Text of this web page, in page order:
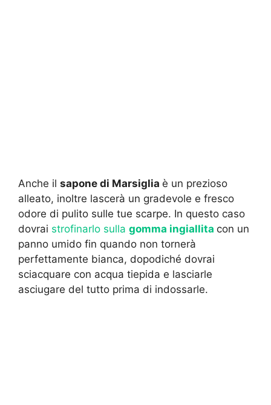
Anche il sapone di Marsiglia è un prezioso
alleato, inoltre lascerà un gradevole e fresco
odore di pulito sulle tue scarpe. In questo caso
dovrai strofinarlo sulla gomma ingiallita con un
panno umido fin quando non tornerà
perfettamente bianca, dopodiché dovrai
sciacquare con acqua tiepida e lasciarle
asciugare del tutto prima di indossarle.